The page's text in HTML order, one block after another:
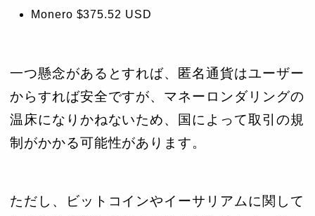
Monero $375.52 USD
一つ懸念があるとすれば、匿名通貨はユーザー
からすれば安全ですが、マネーロンダリングの
温床になりかねないため、国によって取引の規
制がかかる可能性があります。
ただし、ビットコインやイーサリアムに関して